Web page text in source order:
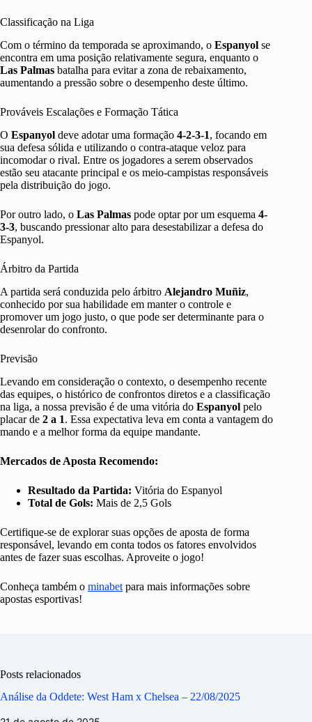
Classificação na Liga
Com o término da temporada se aproximando, o Espanyol se
encontra em uma posição relativamente segura, enquanto o
Las Palmas batalha para evitar a zona de rebaixamento,
aumentando a pressão sobre o desempenho deste último.
Prováveis Escalações e Formação Tática
O Espanyol deve adotar uma formação 4-2-3-1, focando em
sua defesa sólida e utilizando o contra-ataque veloz para
incomodar o rival. Entre os jogadores a serem observados
estão seu atacante principal e os meio-campistas responsáveis
pela distribuição do jogo.
Por outro lado, o Las Palmas pode optar por um esquema 4-
3-3, buscando pressionar alto para desestabilizar a defesa do
Espanyol.
Árbitro da Partida
A partida será conduzida pelo árbitro Alejandro Muñiz,
conhecido por sua habilidade em manter o controle e
promover um jogo justo, o que pode ser determinante para o
desenrolar do confronto.
Previsão
Levando em consideração o contexto, o desempenho recente
das equipes, o histórico de confrontos diretos e a classificação
na liga, a nossa previsão é de uma vitória do Espanyol pelo
placar de 2 a 1. Essa expectativa leva em conta a vantagem do
mando e a melhor forma da equipe mandante.
Mercados de Aposta Recomendo:
Resultado da Partida: Vitória do Espanyol
Total de Gols: Mais de 2,5 Gols
Certifique-se de explorar suas opções de aposta de forma
responsável, levando em conta todos os fatores envolvidos
antes de fazer suas escolhas. Aproveite o jogo!
Conheça também o minabet para mais informações sobre
apostas esportivas!
Posts relacionados
Análise da Oddete: West Ham x Chelsea – 22/08/2025